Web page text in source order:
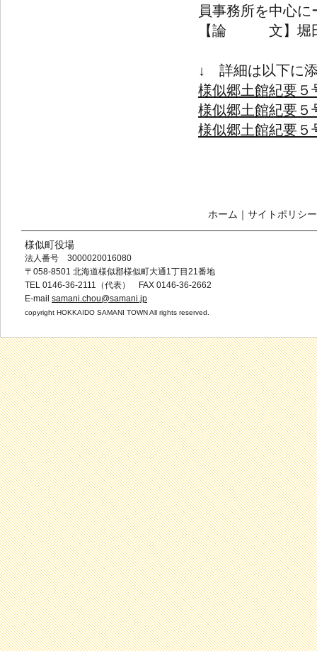
員事務所を中心
【論 文】堀田
↓ 詳細は以下に
様似郷土館紀要５
様似郷土館紀要５
様似郷土館紀要５
ホーム ｜ サイトポリシー
様似町役場
法人番号 3000020016080
〒058-8501 北海道様似郡様似町大通1丁目21番地
TEL 0146-36-2111（代表） FAX 0146-36-2662
E-mail samani.chou@samani.jp
copyright HOKKAIDO SAMANI TOWN All rights reserved.